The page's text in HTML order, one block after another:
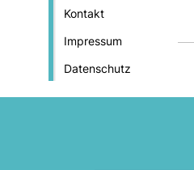
Kontakt
Impressum
Datenschutz